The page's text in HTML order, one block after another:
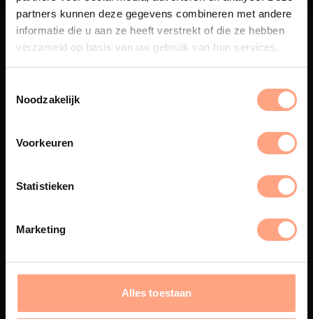
partners kunnen deze gegevens combineren met andere
informatie die u aan ze heeft verstrekt of die ze hebben
verzameld op basis van uw gebruik van hun services.
Noodzakelijk
Voorkeuren
Statistieken
Marketing
Alles toestaan
Maatwerk
beleving, waar Nederlands
een hoogwaardige twee
componenten lak.